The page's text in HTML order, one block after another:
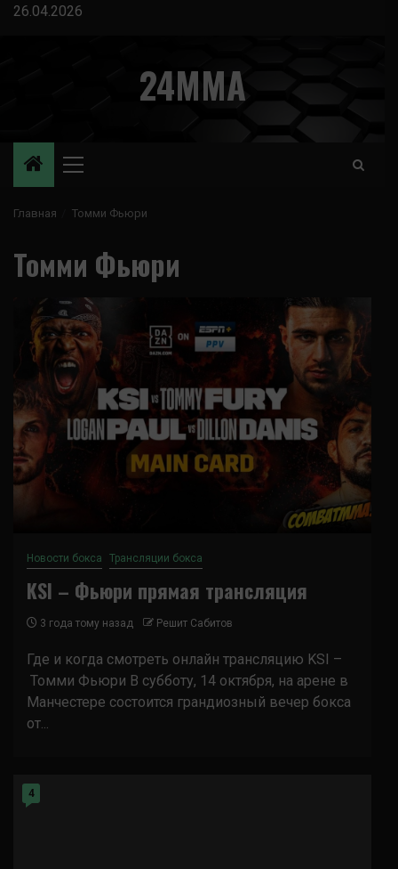
Перейти
26.04.2026
24MMA
Основное
Главная Томми Фьюри
Томми Фьюри
Новости бокса Трансляции бокса
KSI – Фьюри прямая трансляция
3 года тому назад Решит Сабитов
Где и когда смотреть онлайн трансляцию KSI –
Томми Фьюри В субботу, 14 октября, на арене в
Манчестере состоится грандиозный вечер бокса
от...
4